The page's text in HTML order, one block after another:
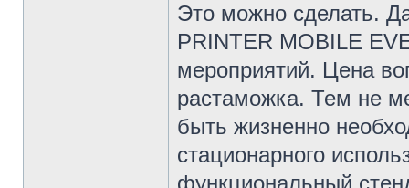
Это можно сделать.
PRINTER MOBILE
мероприятий. Цена
растаможка. Тем не
быть жизненно
стационарного
функциональный